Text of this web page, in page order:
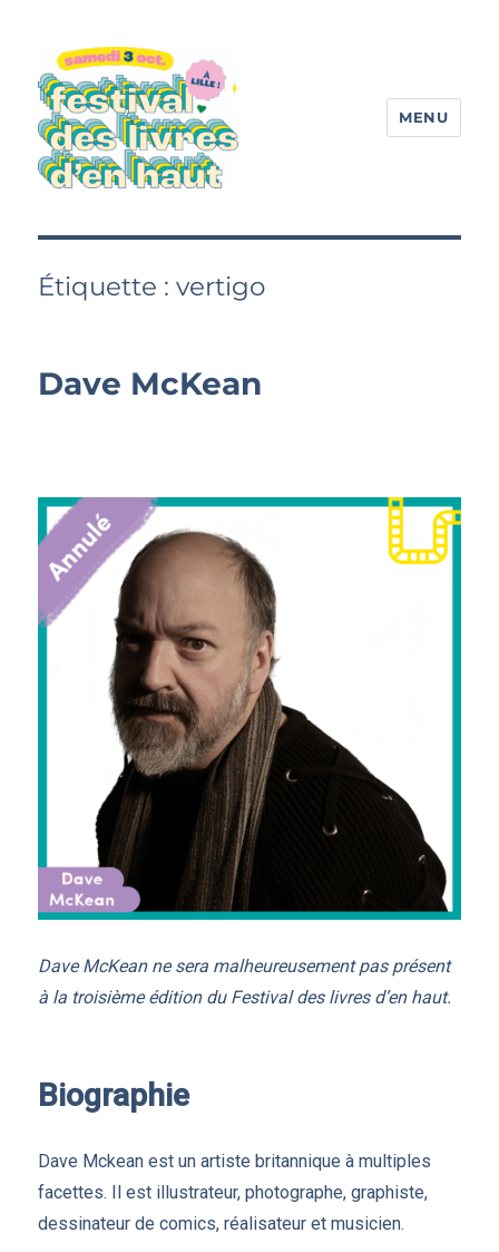
MENU
Étiquette :vertigo
Dave McKean
Dave McKean ne sera malheureusement pas présent
à la troisième édition du Festival des livres d’en haut.
Biographie
Dave Mckean est un artiste britannique à multiples
facettes. Il est illustrateur, photographe, graphiste,
dessinateur de comics, réalisateur et musicien.